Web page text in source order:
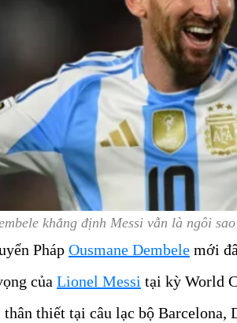
khẳng định Messi vẫn là ngôi
Pháp Ousmane Dembele mới
của Lionel Messi tại kỳ World
thiết tại câu lạc bộ Barcelona,